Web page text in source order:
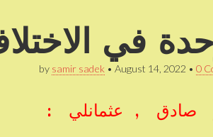
في
by samir sadek • August 14, 2022 • 0
صادق , عثمانلي :